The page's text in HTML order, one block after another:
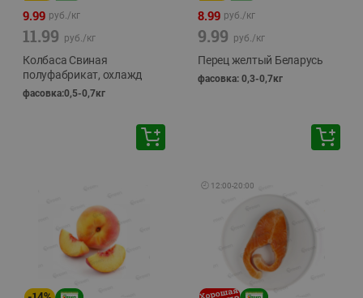
9.99 руб./кг
11.99 руб./кг
Колбаса Свиная
полуфабрикат, охлажд
фасовка:0,5-0,7кг
8.99 руб./кг
9.99 руб./кг
Перец желтый Беларусь
фасовка: 0,3-0,7кг
🕘 12:00-20:00